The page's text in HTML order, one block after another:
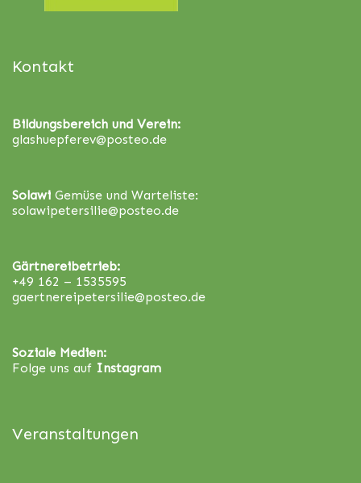
Kontakt
Bildungsbereich und Verein:
glashuepferev@posteo.de
Solawi Gemüse und Warteliste:
solawipetersilie@posteo.de
Gärtnereibetrieb:
+49 162 – 1535595
gaertnereipetersilie@posteo.de
Soziale Medien:
Folge uns auf Instagram
Veranstaltungen